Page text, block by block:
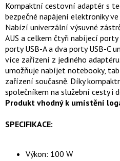
Kompaktní cestovní adaptér s
bezpečné napájení elektroniky
Nabízí univerzální výsuvné
AUS a celkem čtyři nabíjecí porty
porty USB-A a dva porty USB-C
více zařízení z jediného
umožňuje nabíjet notebooky,
zařízení současně. Díky
společníkem na služební cesty i
Produkt vhodný k umístění
SPECIFIKACE:
Výkon: 100 W